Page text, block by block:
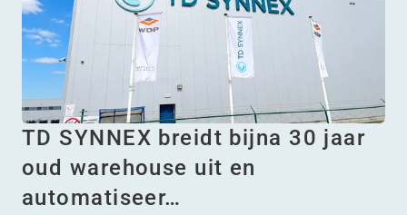
TD SYNNEX breidt bijna 30 jaar
oud warehouse uit en
automatiseer…